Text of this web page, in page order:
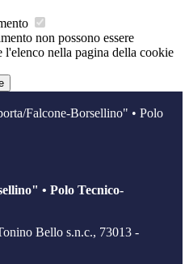
non possono essere
nella pagina della cookie
Falcone-Borsellino" • Polo
• Polo Tecnico-
Bello s.n.c., 73013 -